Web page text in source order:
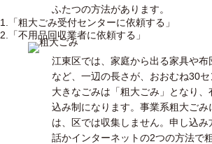
ふたつの方法があります。
1.「粗大ごみ受付センターに依頼する」
2.「不用品回収業者に依頼する」
江東区では、家庭から出る家具や布
など、一辺の長さが、おおむね30
大きなごみは「粗大ごみ」となり、
込み制になります。事業系粗大ごみ
は、区では収集しません。申し込み
話かインターネットの2つの方法で